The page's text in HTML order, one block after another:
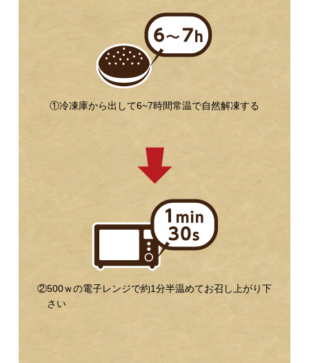
①冷凍庫から出して6~7時間常温で自然解凍する
②500ｗの電子レンジで約1分半温めてお召し上がり下
さい